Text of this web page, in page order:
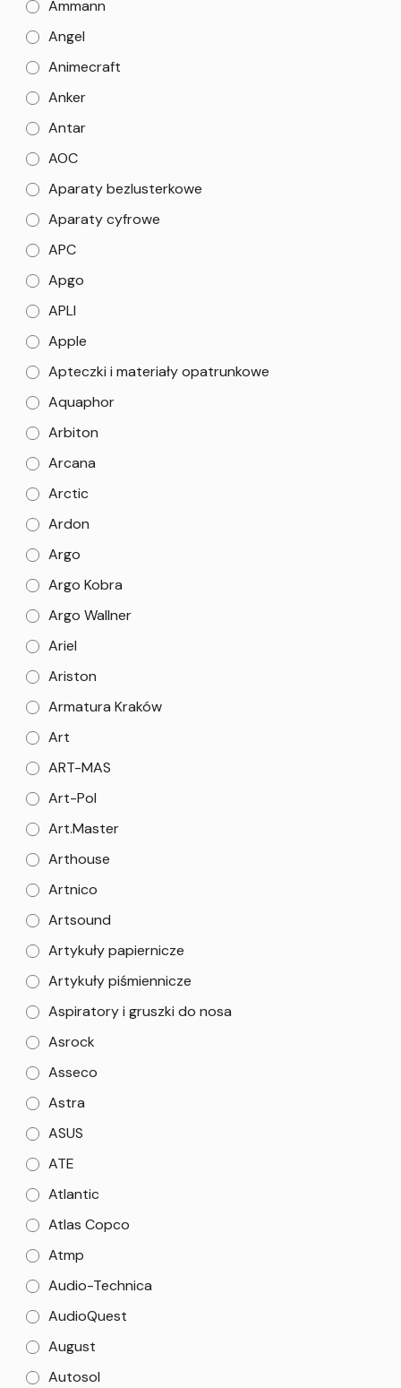
Ammann
Angel
Animecraft
Anker
Antar
AOC
Aparaty bezlusterkowe
Aparaty cyfrowe
APC
Apgo
APLI
Apple
Apteczki i materiały opatrunkowe
Aquaphor
Arbiton
Arcana
Arctic
Ardon
Argo
Argo Kobra
Argo Wallner
Ariel
Ariston
Armatura Kraków
Art
ART-MAS
Art-Pol
Art.Master
Arthouse
Artnico
Artsound
Artykuły papiernicze
Artykuły piśmiennicze
Aspiratory i gruszki do nosa
Asrock
Asseco
Astra
ASUS
ATE
Atlantic
Atlas Copco
Atmp
Audio-Technica
AudioQuest
August
Autosol